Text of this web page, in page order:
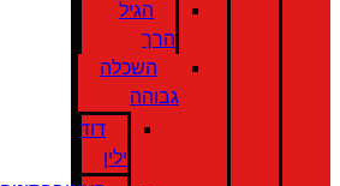
הגיל
הרך
השכלה
גבוהה
דוד
ילין